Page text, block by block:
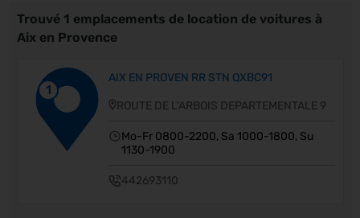
Trouvé 1 emplacements de location de voitures à
Aix en Provence
1
AIX EN PROVEN RR STN QXBC91
ROUTE DE L'ARBOIS DEPARTEMENTALE 9
Mo-Fr 0800-2200, Sa 1000-1800, Su
1130-1900
442693110